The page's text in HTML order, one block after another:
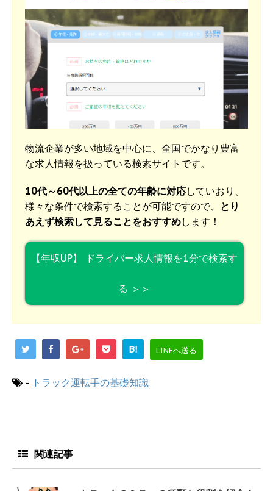
物流企業が多い地域を中心に、全国でかなり豊富
な求人情報を扱っている検索サイトです。
10代～60代以上の全ての年齢に対応していおり、
様々な条件で検索することが可能ですので、 とり
あえず検索して見ることをおすすめします！
【年収UP】 ドライバー求人情報を1分で検索す
る ＞＞
B! LINEへ送る
- トラック運転手の基礎知識
関連記事